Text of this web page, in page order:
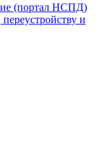
(портал НСПД)
и